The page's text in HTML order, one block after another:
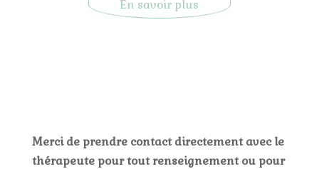
En savoir plus
Merci de prendre contact directement avec le
thérapeute pour tout renseignement ou pour